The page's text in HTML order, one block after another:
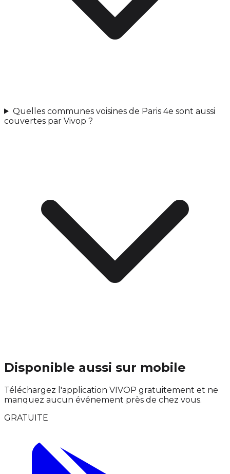
Quelles communes voisines de Paris 4e sont aussi
couvertes par Vivop ?
Disponible aussi sur mobile
Téléchargez l'application VIVOP gratuitement et ne
manquez aucun événement près de chez vous.
GRATUITE